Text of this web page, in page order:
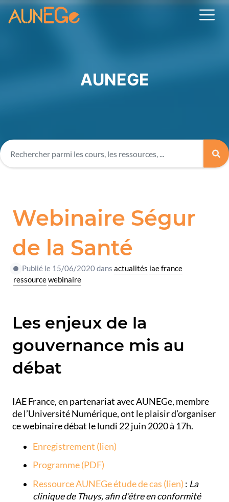
AUNEGE
Webinaire Ségur
de la Santé
Publié le 15/06/2020 dansactualités iae france
ressourcewebinaire
Les enjeux de la
gouvernance mis au
débat
IAE France, en partenariat avec AUNEGe, membre
de l’Université Numérique, ont le plaisir d’organiser
ce webinaire débat le lundi 22 juin 2020 à 17h.
Enregistrement (lien)
Programme (PDF)
Ressource AUNEGe étude de cas (lien) : La
clinique de Thuys, afin d’être en conformité